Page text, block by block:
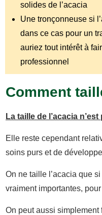
solides de l’acacia
Une tronçonneuse si
dans ce cas pour un
auriez tout intérêt à
professionnel
Comment
La taille de l’acacia
Elle reste cependant
soins purs et de
On ne taille l’acacia que
vraiment importantes,
On peut aussi simplement